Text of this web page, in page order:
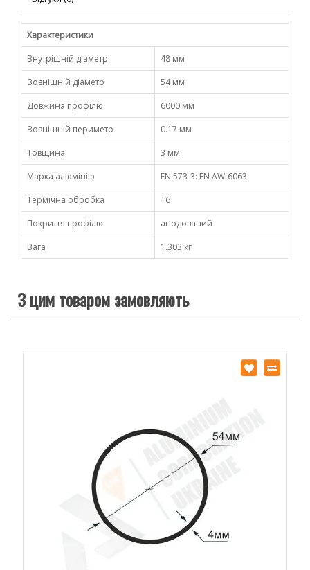
Характеристики
Внутрішній діаметр
48 мм
Зовнішній діаметр
54 мм
Довжина профілю
6000 мм
Зовнішній периметр
0.17 мм
Товщина
3 мм
Марка алюмінію
EN 573-3: EN AW-6063
Термічна обробка
Т6
Покриття профілю
анодований
Вага
1.303 кг
З цим товаром замовляють